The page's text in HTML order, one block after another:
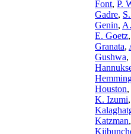
Font, P.
Gadre,
Genin,
E. Goetz,
Granata,
Gushwa,
Houston,
K. Izumi,
Katzman,